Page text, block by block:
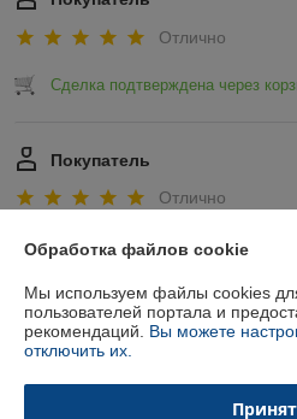
Отлично
Сделка подтверждена через
Покупатель
Отлично
Показать все
О нас
Контакты
Обработка файлов cookie
Мы используем файлы cookies
пользователей портала и
рекомендаций. Вы можете
отключить их.